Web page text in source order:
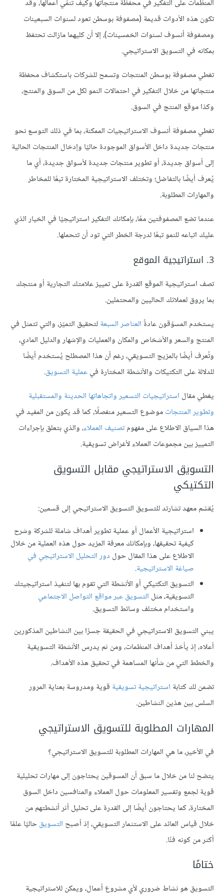
المنظمات على التفكير في محفظة منتجاتها وكيف تنمّي أعمالها، وقد
تكون هذه الأدوات قديمة (مصفوفة بوسطن تعود لسنوات السبعينات
ومصفوفة أنسوف لسنوات الخمسينات)، إلا أن كليهما مازالت تحتفظ
بمكانه في التسويق الاستراتيجي.
تغطي مصفوفة بوسطن المنتجات وتسمح للشركات باستكشاف محفظة
منتجاتها من خلال التفكير في احتمالات النمو لكل من السوق والمنتج،
وكذا موقع المنتج في السوق.
تغطي مصفوفة أنسوف الاستراتيجيات الممكنة، بما في ذلك التوسع نحو
منتجات جديدة داخل الأسواق الموجودة حاليًا وإدخال المنتجات الحالية
إلى أسواق جديدة، أو تطوير منتجات جديدة لأسواق جديدة، أي ما
يُعرف أيضًا بالتفاضل؛ وتختلف الاستراتيجية المختارة تبعًا للمخاطر
والمهارات المطلوبة.
عندما تضع المصفوفتين معًا، بإمكانك التفكير استراتيجيًا في الخيار الذي
عليك اتباعه للنمو تبعًا لدرجة الخطر التي تود أن تتحملها.
3. استراتيجية الموقع
تصف استراتيجية الموقع القدرة على تمييز علامتك التجارية أو منتجك
بما يروق لعملائك الحاليين والمحتملين.
يستخدم المسوّقون عادةًالعناصر السبعةلتحقيق التميّز، والتي تتمثل في
المنتج والسعر والأشخاص والمكان والعمليات والإشهار والدليل المادي،
وتُعرف أيضًا بالمزيج التسويقي، رغم أن هذا المصطلح يُستخدم أيضًا
للدلالة على التكتيكات والأنشطة المختارة فيعملية التسويق.
يغطي مقال استراتيجيات التسعير واتجاهاتها الحديثة والمستقبلية
وتطوير المنتجاتموضوع التسعير منفصلًا، كما قد يكون من المفيد في
هذا السياق الاطلاع على مفهومتصنيف العملاء، والذي بتعلق بإجراءات
التمييز بين مجموعات العملاء لأغراض تسويقية.
التسويق الاستراتيجي مقابل التسويق
التكتيكي
يُقسّم معهد تشارتد للتسويق التسويق الاستراتيجي إلى قسمين:
استراتيجية الأعمال أو عملية تطوير أهداف شاملة للشركة وشرح
كيفية تحقيقها، وبإمكانك معرفة المزيد حول هذه العملية من خلال
الاطلاع على هذا المقال حول دور التحليل الاستراتيجي في
صياغة الاستراتيجية.
التسويق التكتيكي أو الأنشطة التي تقوم بها لتنفيذ استراتيجيتك
التسويقية، مثل التسويق عبر مواقع التواصل الاجتماعي
واستخدام مختلف وسائط التسويق.
يبني التسويق الاستراتيجي في الحقيقة جسرًا بين النشاطين المذكورين
أعلاه، إذ يأخذ أهداف المنظمات، ومن ثم يدرس الأنشطة التسويقية
والخطط التي من شأنها المساهمة في تحقيق هذه الأهداف.
تضمن لك كتابة استراتيجية تسويقية قوية ومدروسة بعناية المرور
السلس بين هذين النشاطين.
المهارات المطلوبة للتسويق الاستراتيجي
في الأخير، ما هي المهارات المطلوبة للتسويق الاستراتيجي؟
يتضح لنا من خلال ما سبق أن المسوقين يحتاجون إلى مهارات تحليلية
قوية لجمع وتفسير المعلومات حول العملاء والمنافسين داخل السوق
المختارة، كما يحتاجون أيضًا إلى القدرة على تحليل أثر أنشطتهم من
خلال قياس العائد على الاستثمار التسويقي، إذ أصبح التسويقحاليًا علمًا
أكثر من كونه فنًا.
ختامًا
التسويق هو نشاط ضروري لأي مشروع أعمال، ويمكن للاستراتيجية